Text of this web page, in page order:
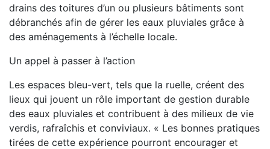
drains des toitures d’un ou plusieurs bâtiments sont
débranchés afin de gérer les eaux pluviales grâce à
des aménagements à l’échelle locale.
Un appel à passer à l’action
Les espaces bleu-vert, tels que la ruelle, créent des
lieux qui jouent un rôle important de gestion durable
des eaux pluviales et contribuent à des milieux de vie
verdis, rafraîchis et conviviaux. « Les bonnes pratiques
tirées de cette expérience pourront encourager et